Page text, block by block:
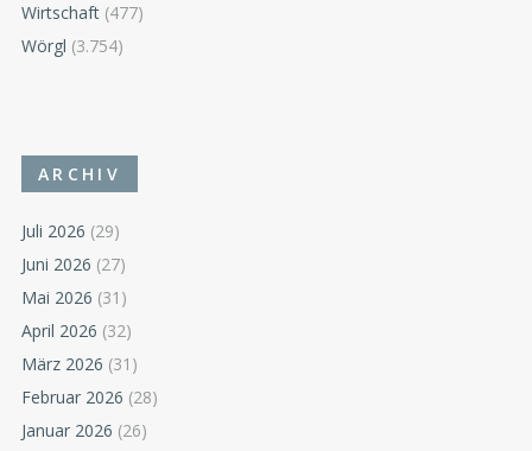
Wirtschaft (477)
Wörgl (3.754)
ARCHIV
Juli 2026 (29)
Juni 2026 (27)
Mai 2026 (31)
April 2026 (32)
März 2026 (31)
Februar 2026 (28)
Januar 2026 (26)